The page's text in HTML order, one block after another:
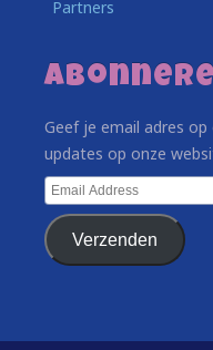
Partners
Geef je email adres
updates op onze
Email
Address
Verzenden